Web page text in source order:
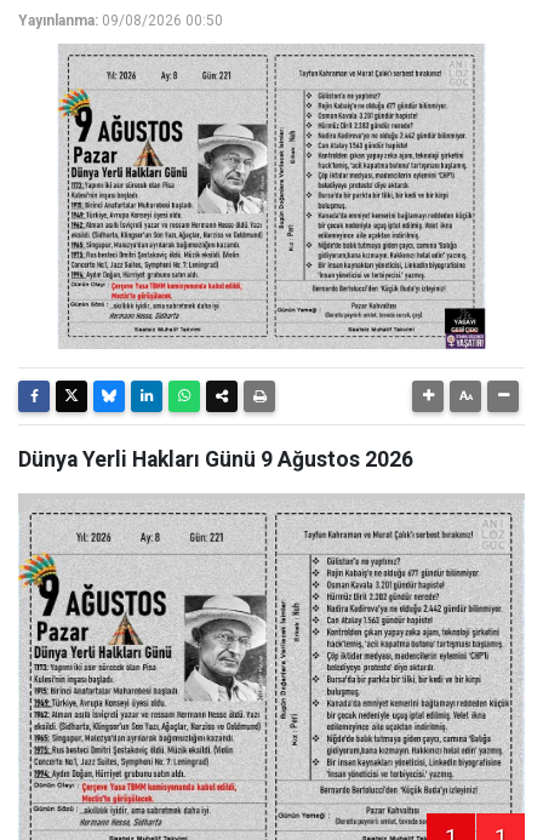
Yayınlanma: 09/08/2026 00:50
Dünya Yerli Hakları Günü 9 Ağustos 2026